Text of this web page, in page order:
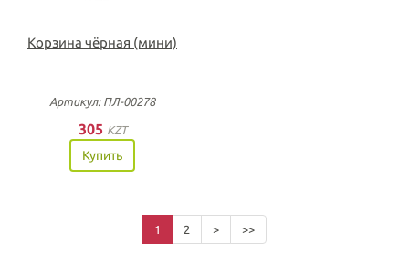
Корзина чёрная (мини)
Артикул: ПЛ-00278
305 KZT
Купить
1 2 > >>